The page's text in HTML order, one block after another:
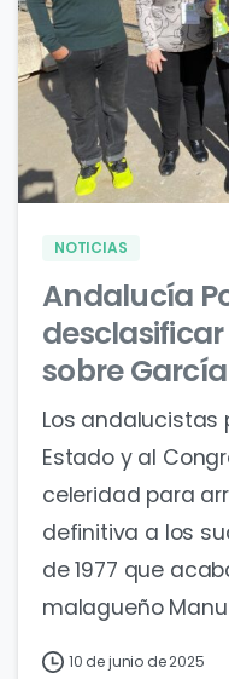
NOTICIAS
Andalucía
sobre
Los andalucistas
Estado y al
celeridad para
definitiva a los
de 1977 que
malagueño
10 de junio de 2025